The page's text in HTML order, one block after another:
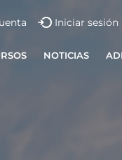
Iniciar sesión
NOTICIAS